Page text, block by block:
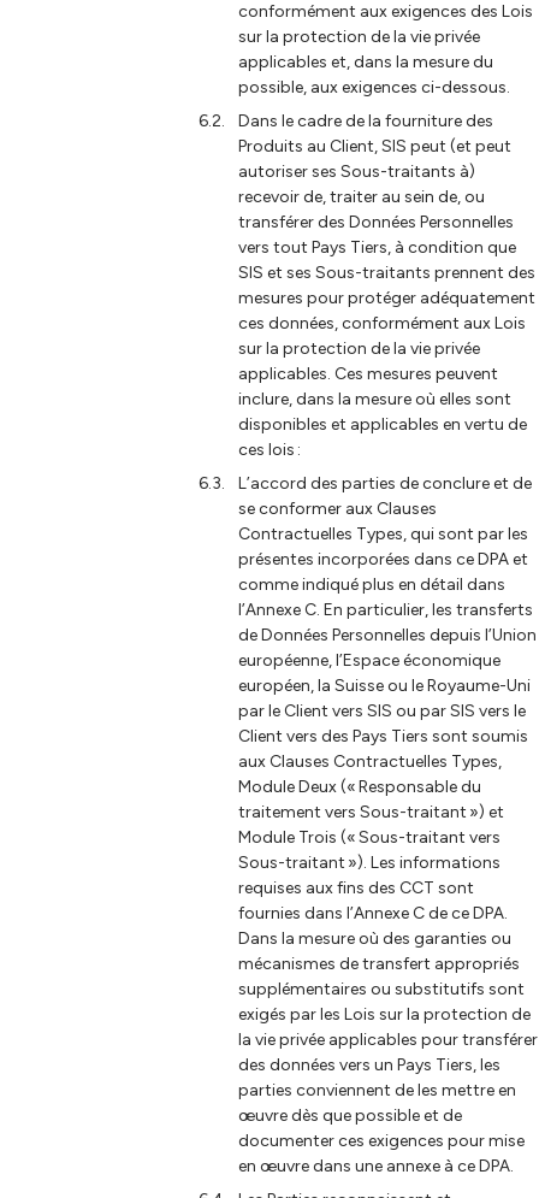
conformément aux exigences des Lois
sur la protection de la vie privée
applicables et, dans la mesure du
possible, aux exigences ci-dessous.
Dans le cadre de la fourniture des
Produits au Client, SIS peut (et peut
autoriser ses Sous-traitants à)
recevoir de, traiter au sein de, ou
transférer des Données Personnelles
vers tout Pays Tiers, à condition que
SIS et ses Sous-traitants prennent des
mesures pour protéger adéquatement
ces données, conformément aux Lois
sur la protection de la vie privée
applicables. Ces mesures peuvent
inclure, dans la mesure où elles sont
disponibles et applicables en vertu de
ces lois :
L’accord des parties de conclure et de
se conformer aux Clauses
Contractuelles Types, qui sont par les
présentes incorporées dans ce DPA et
comme indiqué plus en détail dans
l’Annexe C. En particulier, les transferts
de Données Personnelles depuis l’Union
européenne, l’Espace économique
européen, la Suisse ou le Royaume-Uni
par le Client vers SIS ou par SIS vers le
Client vers des Pays Tiers sont soumis
aux Clauses Contractuelles Types,
Module Deux (« Responsable du
traitement vers Sous-traitant ») et
Module Trois (« Sous-traitant vers
Sous-traitant »). Les informations
requises aux fins des CCT sont
fournies dans l’Annexe C de ce DPA.
Dans la mesure où des garanties ou
mécanismes de transfert appropriés
supplémentaires ou substitutifs sont
exigés par les Lois sur la protection de
la vie privée applicables pour transférer
des données vers un Pays Tiers, les
parties conviennent de les mettre en
œuvre dès que possible et de
documenter ces exigences pour mise
en œuvre dans une annexe à ce DPA.